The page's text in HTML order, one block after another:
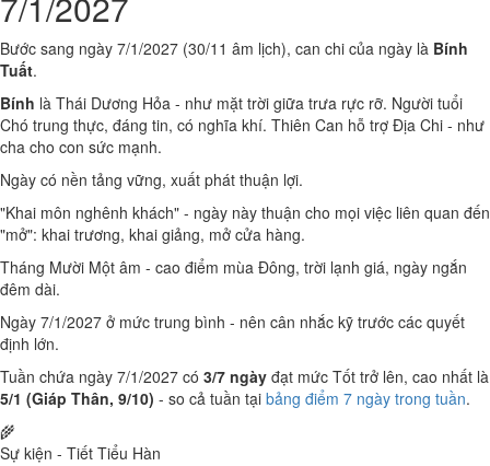
Bước sang ngày 7/1/2027 (30/11 âm lịch), can chi của ngày là Bính
Tuất.
Bính là Thái Dương Hỏa - như mặt trời giữa trưa rực rỡ. Người tuổi
Chó trung thực, đáng tin, có nghĩa khí. Thiên Can hỗ trợ Địa Chi - như
cha cho con sức mạnh.
Ngày có nền tảng vững, xuất phát thuận lợi.
"Khai môn nghênh khách" - ngày này thuận cho mọi việc liên quan đến
"mở": khai trương, khai giảng, mở cửa hàng.
Tháng Mười Một âm - cao điểm mùa Đông, trời lạnh giá, ngày ngắn
đêm dài.
Ngày 7/1/2027 ở mức trung bình - nên cân nhắc kỹ trước các quyết
định lớn.
Tuần chứa ngày 7/1/2027 có 3/7 ngày đạt mức Tốt trở lên, cao nhất là
5/1 (Giáp Thân, 9/10) - so cả tuần tại bảng điểm 7 ngày trong tuần.
🌾
Sự kiện - Tiết Tiểu Hàn